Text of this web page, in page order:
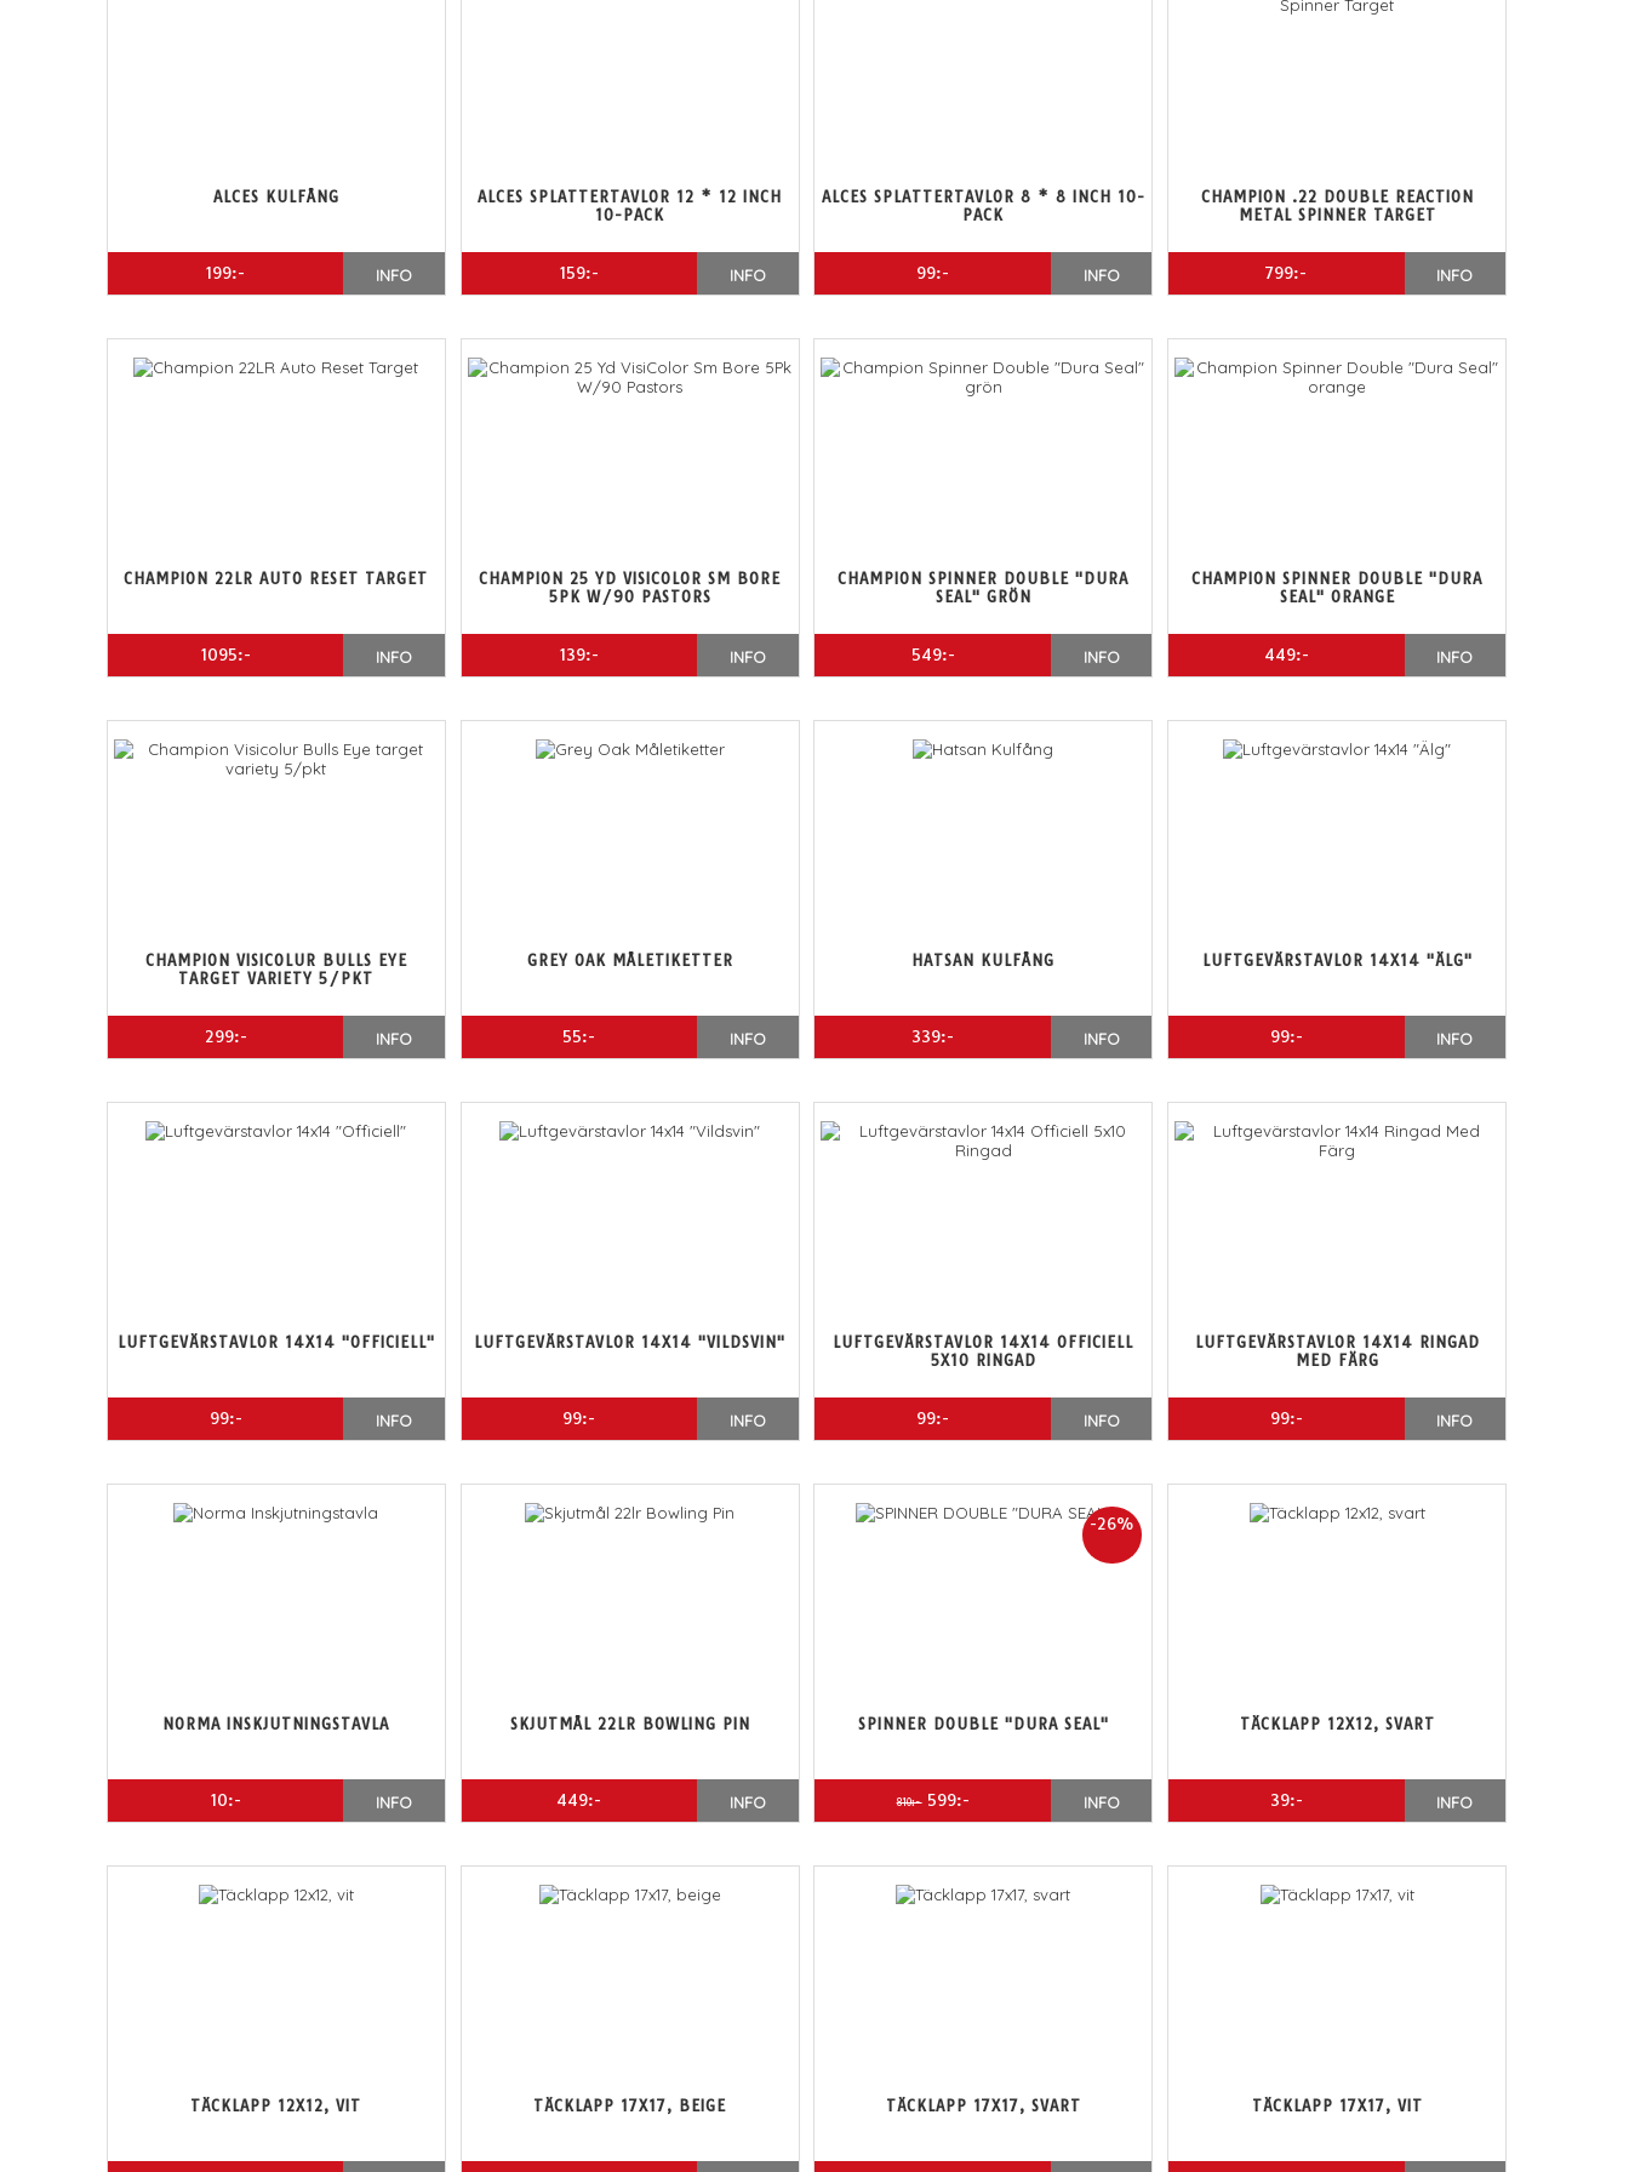
ALCES KULFÅNG
199:- INFO
ALCES SPLATTERTAVLOR 12 * 12 INCH
10-PACK
159:- INFO
ALCES SPLATTERTAVLOR 8 * 8 INCH 10-
PACK
99:- INFO
CHAMPION .22 DOUBLE REACTION
METAL SPINNER TARGET
799:- INFO
CHAMPION 22LR AUTO RESET TARGET
1095:- INFO
CHAMPION 25 YD VISICOLOR SM BORE
5PK W/90 PASTORS
139:- INFO
CHAMPION SPINNER DOUBLE "DURA
SEAL" GRÖN
549:- INFO
CHAMPION SPINNER DOUBLE "DURA
SEAL" ORANGE
449:- INFO
CHAMPION VISICOLUR BULLS EYE
TARGET VARIETY 5/PKT
299:- INFO
GREY OAK MÅLETIKETTER
55:- INFO
HATSAN KULFÅNG
339:- INFO
LUFTGEVÄRSTAVLOR 14X14 "ÄLG"
99:- INFO
LUFTGEVÄRSTAVLOR 14X14 "OFFICIELL"
99:- INFO
LUFTGEVÄRSTAVLOR 14X14 "VILDSVIN"
99:- INFO
LUFTGEVÄRSTAVLOR 14X14 OFFICIELL
5X10 RINGAD
99:- INFO
LUFTGEVÄRSTAVLOR 14X14 RINGAD
MED FÄRG
99:- INFO
NORMA INSKJUTNINGSTAVLA
10:- INFO
SKJUTMÅL 22LR BOWLING PIN
449:- INFO
-26%
SPINNER DOUBLE "DURA SEAL"
810:- 599:- INFO
TÄCKLAPP 12X12, SVART
39:- INFO
TÄCKLAPP 12X12, VIT TÄCKLAPP 17X17, BEIGE TÄCKLAPP 17X17, SVART TÄCKLAPP 17X17, VIT